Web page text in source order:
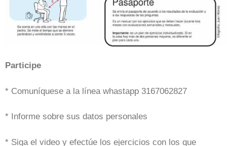
Participe
* Comuníquese a la línea whastapp 3167062827
* Informe sobre sus datos personales
* Siga el video y efectúe los ejercicios con los que